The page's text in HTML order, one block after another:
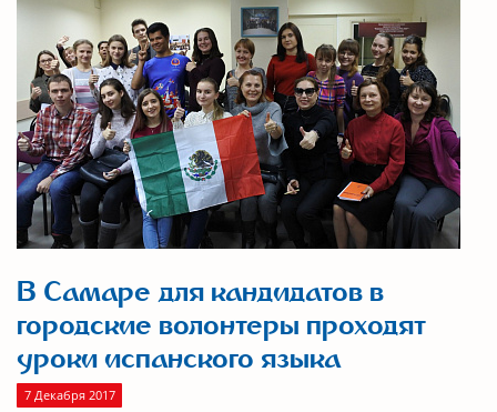
В Самаре для кандидатов в
городские волонтеры проходят
уроки испанского языка
7 Декабря 2017